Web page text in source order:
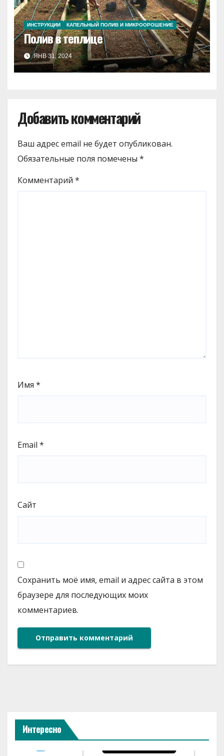
ИНСТРУКЦИИ КАПЕЛЬНЫЙ ПОЛИВ И МИКРООРОШЕНИЕ
Полив в теплице
ЯНВ 31, 2024
Добавить комментарий
Ваш адрес email не будет опубликован.
Обязательные поля помечены *
Комментарий *
Имя *
Email *
Сайт
Сохранить моё имя, email и адрес сайта в этом
браузере для последующих моих
комментариев.
Интересно